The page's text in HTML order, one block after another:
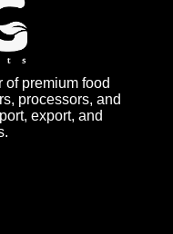
of premium food
processors, and
export, and